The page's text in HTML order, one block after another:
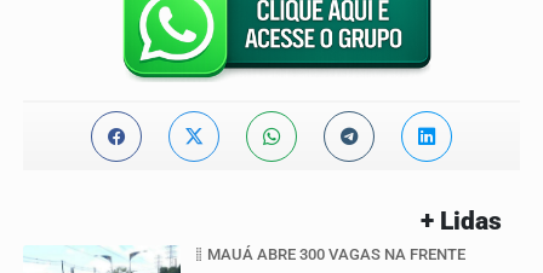
+ Lidas
MAUÁ ABRE 300 VAGAS NA FRENTE